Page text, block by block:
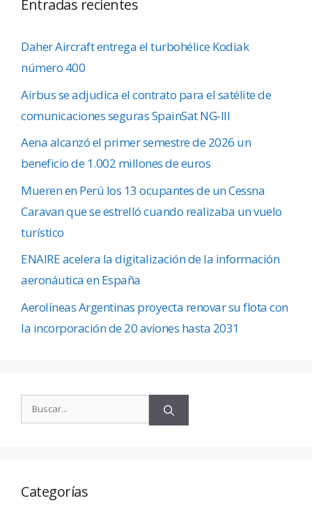
Entradas recientes
Daher Aircraft entrega el turbohélice Kodiak
número 400
Airbus se adjudica el contrato para el satélite de
comunicaciones seguras SpainSat NG-III
Aena alcanzó el primer semestre de 2026 un
beneficio de 1.002 millones de euros
Mueren en Perú los 13 ocupantes de un Cessna
Caravan que se estrelló cuando realizaba un vuelo
turístico
ENAIRE acelera la digitalización de la información
aeronáutica en España
Aerolíneas Argentinas proyecta renovar su flota con
la incorporación de 20 aviones hasta 2031
Categorías